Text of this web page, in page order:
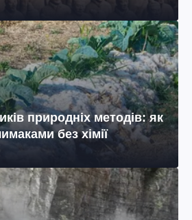
природніх методів: як
без хімії